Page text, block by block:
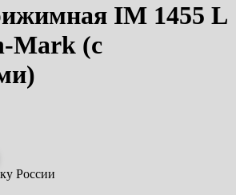
IM 1455 L
Mark (с
России